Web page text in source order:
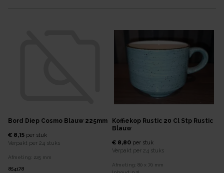
Bord Diep Cosmo Blauw 225mm
€ 8,15 per stuk
Verpakt per 24 stuks
Afmeting: 225 mm
854178
Koffiekop Rustic 20 Cl Stp Rustic
Blauw
€ 8,80 per stuk
Verpakt per 24 stuks
Afmeting: 80 x 70 mm